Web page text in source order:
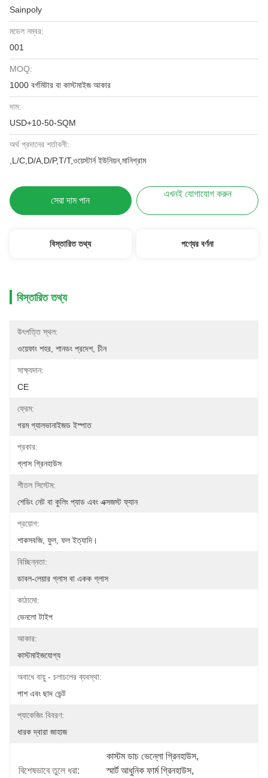
Sainpoly
মডেল নম্বর:
001
MOQ:
1000 বর্গমিটার বা কাস্টমাইজ আকার
দাম:
USD+10-50-SQM
অর্থ প্রদানের শর্তাবলী:
,L/C,D/A,D/P,T/T,ওয়েস্টার্ন ইউনিয়ন,মানিগ্রাম
সেরা দাম পান
এখনই যোগাযোগ করুন
বিস্তারিত তথ্য পণ্যের বর্ণনা
বিস্তারিত তথ্য
উৎপত্তি স্থল:
ওয়েফাং শহর, শানডং প্রদেশ, চীন
সাক্ষ্যদান:
CE
ফ্রেম:
গরম গ্যালভানাইজড ইস্পাত
প্রকার:
গ্লাস গ্রিনহাউস
শীতল সিস্টেম:
শেডিং নেট বা কুলিং প্যাড এবং এক্সজস্ট ফ্যান
প্রয়োগ:
শাকসবজি, ফুল, ফল ইত্যাদি।
বিচ্ছিন্নতা:
ডাবল-লেয়ার গ্লাস বা একক গ্লাস
কাঠামো:
ভেনলো টাইপ
আকার:
কাস্টমাইজযোগ্য
অবাধে বায়ু - চলাচলের ব্যবস্থা:
পাশ এবং ছাদ ভেন্ট
প্যাকেজিং বিবরণ:
ধারক দ্বারা জাহাজ
বিশেষভাবে তুলে ধরা:
কাস্টম ডাচ ভেন্লো গ্রিনহাউস,
স্মার্ট আধুনিক ফার্ম গ্রিনহাউস,